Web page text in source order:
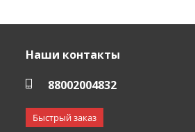
Наши контакты
88002004832
Быстрый заказ